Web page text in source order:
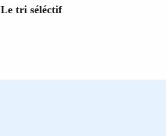
Le tri séléctif